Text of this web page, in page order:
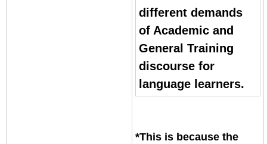
different demands
of Academic and
General Training
discourse for
language learners.
*This is because the